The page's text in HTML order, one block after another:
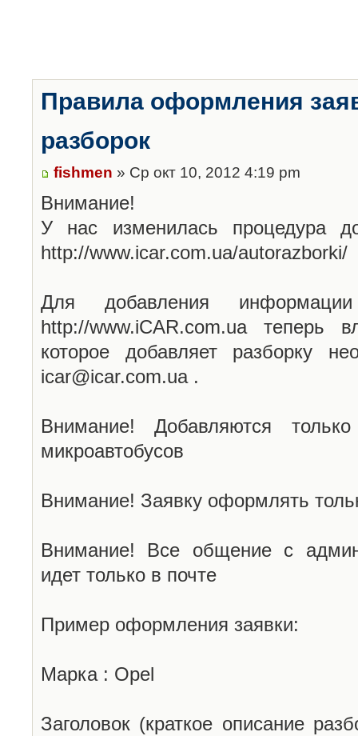
Правила оформления
разборок
fishmen » Ср окт 10, 2012 4:19 pm
Внимание!
У нас изменилась процедура
http://www.icar.com.ua/autorazborki/
Для добавления
http://www.iCAR.com.ua теперь
которое добавляет разборку
icar@icar.com.ua .
Внимание! Добавляются
микроавтобусов
Внимание! Заявку оформлять
Внимание! Все общение с
идет только в почте
Пример оформления заявки:
Марка : Opel
Заголовок (краткое описание